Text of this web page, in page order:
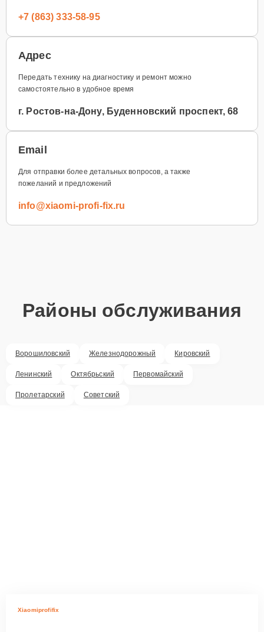
+7 (863) 333-58-95
Адрес
Передать технику на диагностику и ремонт можно
самостоятельно в удобное время
г. Ростов-на-Дону, Буденновский проспект, 68
Email
Для отправки более детальных вопросов, а также
пожеланий и предложений
info@xiaomi-profi-fix.ru
Районы обслуживания
Ворошиловский Железнодорожный Кировский
Ленинский Октябрьский Первомайский
Пролетарский Советский
Xiaomiprofifix